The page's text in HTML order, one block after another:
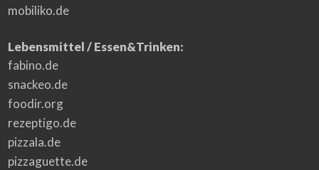
mobiliko.de
Lebensmittel / Essen&Trinken:
fabino.de
snackeo.de
foodir.org
rezeptigo.de
pizzala.de
pizzaguette.de